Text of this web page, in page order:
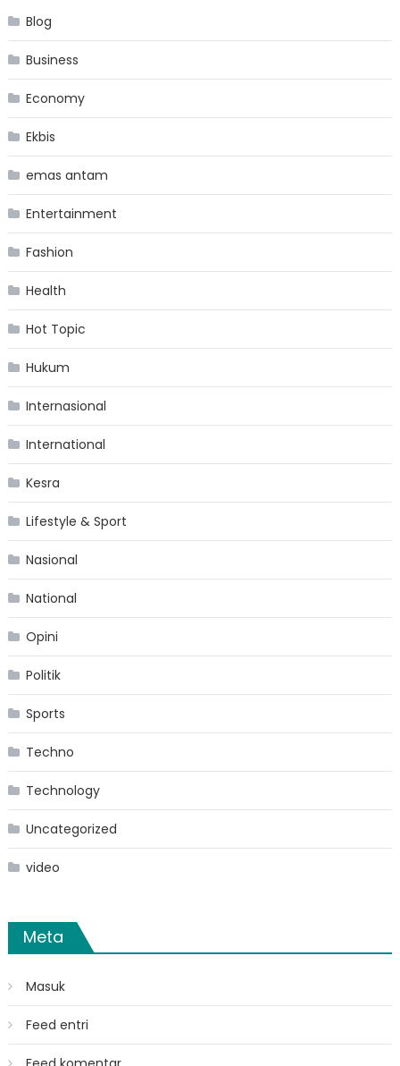
Blog
Business
Economy
Ekbis
emas antam
Entertainment
Fashion
Health
Hot Topic
Hukum
Internasional
International
Kesra
Lifestyle & Sport
Nasional
National
Opini
Politik
Sports
Techno
Technology
Uncategorized
video
Meta
Masuk
Feed entri